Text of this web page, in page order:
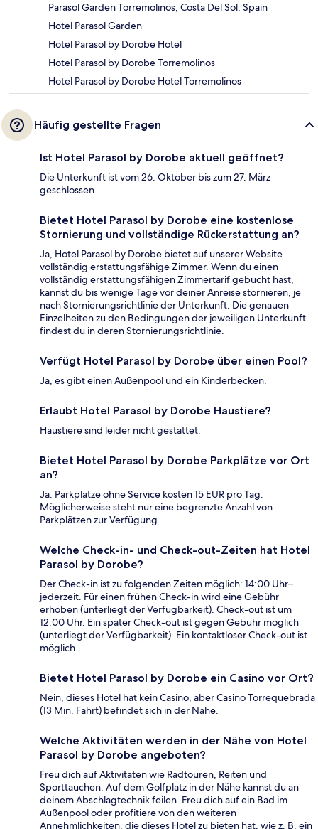
Parasol Garden Torremolinos, Costa Del Sol, Spain
Hotel Parasol Garden
Hotel Parasol by Dorobe Hotel
Hotel Parasol by Dorobe Torremolinos
Hotel Parasol by Dorobe Hotel Torremolinos
Häufig gestellte Fragen
Ist Hotel Parasol by Dorobe aktuell geöffnet?
Die Unterkunft ist vom 26. Oktober bis zum 27. März
geschlossen.
Bietet Hotel Parasol by Dorobe eine kostenlose
Stornierung und vollständige Rückerstattung an?
Ja, Hotel Parasol by Dorobe bietet auf unserer Website
vollständig erstattungsfähige Zimmer. Wenn du einen
vollständig erstattungsfähigen Zimmertarif gebucht hast,
kannst du bis wenige Tage vor deiner Anreise stornieren, je
nach Stornierungsrichtlinie der Unterkunft. Die genauen
Einzelheiten zu den Bedingungen der jeweiligen Unterkunft
findest du in deren Stornierungsrichtlinie.
Verfügt Hotel Parasol by Dorobe über einen Pool?
Ja, es gibt einen Außenpool und ein Kinderbecken.
Erlaubt Hotel Parasol by Dorobe Haustiere?
Haustiere sind leider nicht gestattet.
Bietet Hotel Parasol by Dorobe Parkplätze vor Ort
an?
Ja. Parkplätze ohne Service kosten 15 EUR pro Tag.
Möglicherweise steht nur eine begrenzte Anzahl von
Parkplätzen zur Verfügung.
Welche Check-in- und Check-out-Zeiten hat Hotel
Parasol by Dorobe?
Der Check-in ist zu folgenden Zeiten möglich: 14:00 Uhr–
jederzeit. Für einen frühen Check-in wird eine Gebühr
erhoben (unterliegt der Verfügbarkeit). Check-out ist um
12:00 Uhr. Ein später Check-out ist gegen Gebühr möglich
(unterliegt der Verfügbarkeit). Ein kontaktloser Check-out ist
möglich.
Bietet Hotel Parasol by Dorobe ein Casino vor Ort?
Nein, dieses Hotel hat kein Casino, aber Casino Torrequebrada
(13 Min. Fahrt) befindet sich in der Nähe.
Welche Aktivitäten werden in der Nähe von Hotel
Parasol by Dorobe angeboten?
Freu dich auf Aktivitäten wie Radtouren, Reiten und
Sporttauchen. Auf dem Golfplatz in der Nähe kannst du an
deinem Abschlagtechnik feilen. Freu dich auf ein Bad im
Außenpool oder profitiere von den weiteren
Annehmlichkeiten, die dieses Hotel zu bieten hat, wie z. B. ein